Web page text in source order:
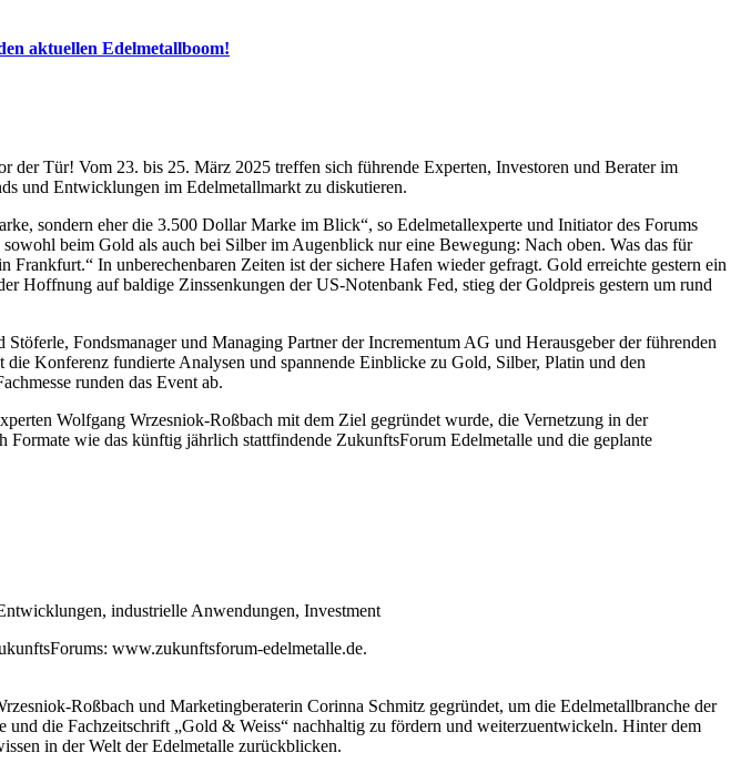
aktuellen Edelmetallboom!
der Tür! Vom 23. bis 25. März 2025 treffen sich führende Experten, Investoren und Berater im
und Entwicklungen im Edelmetallmarkt zu diskutieren.
sondern eher die 3.500 Dollar Marke im Blick“, so Edelmetallexperte und Initiator des Forums
beim Gold als auch bei Silber im Augenblick nur eine Bewegung: Nach oben. Was das für
In unberechenbaren Zeiten ist der sichere Hafen wieder gefragt. Gold erreichte gestern ein
Hoffnung auf baldige Zinssenkungen der US-Notenbank Fed, stieg der Goldpreis gestern um rund
Fondsmanager und Managing Partner der Incrementum AG und Herausgeber der führenden
Konferenz fundierte Analysen und spannende Einblicke zu Gold, Silber, Platin und den
runden das Event ab.
Wolfgang Wrzesniok-Roßbach mit dem Ziel gegründet wurde, die Vernetzung in der
wie das künftig jährlich stattfindende ZukunftsForum Edelmetalle und die geplante
industrielle Anwendungen, Investment
www.zukunftsforum-edelmetalle.de.
Roßbach und Marketingberaterin Corinna Schmitz gegründet, um die Edelmetallbranche der
die Fachzeitschrift „Gold & Weiss“ nachhaltig zu fördern und weiterzuentwickeln. Hinter dem
in der Welt der Edelmetalle zurückblicken.